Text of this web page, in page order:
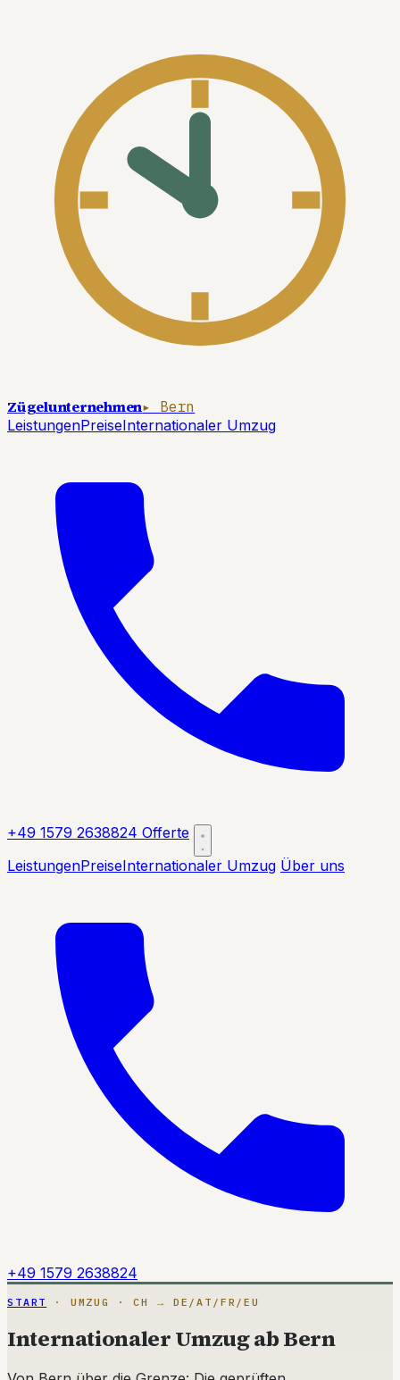
Zügelunternehmen▸ Bern
LeistungenPreiseInternationaler Umzug
+49 1579 2638824 Offerte
LeistungenPreiseInternationaler Umzug Über uns
+49 1579 2638824
START · UMZUG · CH → DE/AT/FR/EU
Internationaler Umzug ab Bern